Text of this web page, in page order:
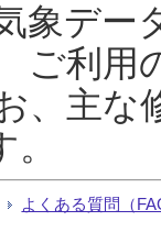
象デー
ご利用
、主な
よくある質問（